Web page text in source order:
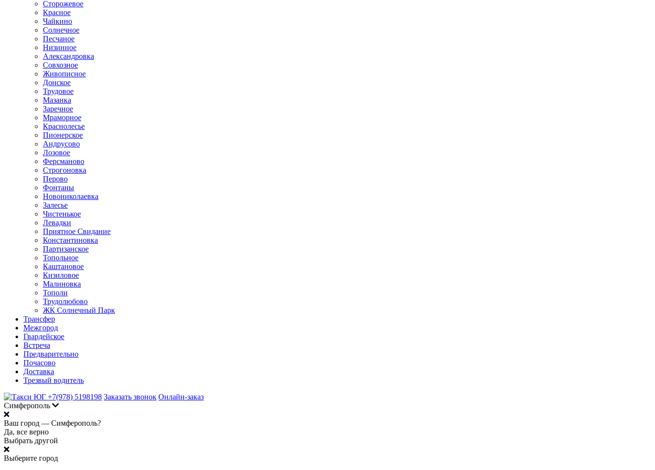
Сторожевое
Красное
Чайкино
Солнечное
Песчаное
Низинное
Александровка
Совхозное
Живописное
Донское
Трудовое
Мазанка
Заречное
Мраморное
Краснолесье
Пионерское
Андрусово
Лозовое
Ферсманово
Строгоновка
Перово
Фонтаны
Новониколаевка
Залесье
Чистенькое
Левадки
Приятное Свидание
Константиновка
Партизанское
Топольное
Каштановое
Кизиловое
Малиновка
Тополи
Трудолюбово
ЖК Солнечный Парк
Трансфер
Межгород
Гвардейское
Встреча
Предварительно
Почасово
Доставка
Трезвый водитель
+7(978) 5198198 Заказать звонок Онлайн-заказ
Симферополь
Ваш город — Симферополь?
Да, все верно
Выбрать другой
Выберите город